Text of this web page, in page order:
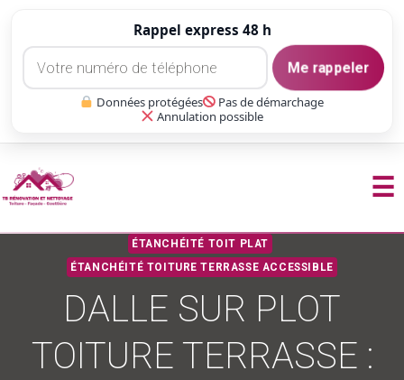
Rappel express 48 h
Me rappeler
Données protégées
Pas de démarchage
Annulation possible
☰
ÉTANCHÉITÉ TOIT PLAT
ÉTANCHÉITÉ TOITURE TERRASSE ACCESSIBLE
DALLE SUR PLOT
TOITURE TERRASSE :